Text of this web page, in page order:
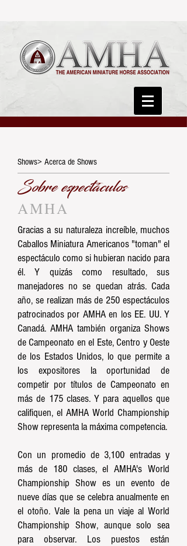
Shows> Acerca de Shows
Sobre espectáculos
AMHA
Gracias a su naturaleza increíble, muchos
Caballos Miniatura Americanos "toman" el
espectáculo como si hubieran nacido para
él. Y quizás como resultado, sus
manejadores no se quedan atrás. Cada
año, se realizan más de 250 espectáculos
patrocinados por AMHA en los EE. UU. Y
Canadá. AMHA también organiza Shows
de Campeonato en el Este, Centro y Oeste
de los Estados Unidos, lo que permite a
los expositores la oportunidad de
competir por títulos de Campeonato en
más de 175 clases. Y para aquellos que
califiquen, el AMHA World Championship
Show representa la máxima competencia.
Con un promedio de 3,100 entradas y
más de 180 clases, el AMHA's World
Championship Show es un evento de
nueve días que se celebra anualmente en
el otoño. Vale la pena un viaje al World
Championship Show, aunque solo sea
para observar. Los puestos están